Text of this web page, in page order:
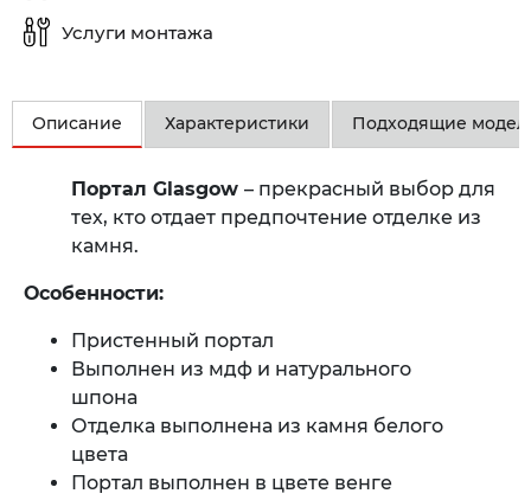
Услуги монтажа
Описание Характеристики Подходящие
Портал Glasgow – прекрасный выбор для
тех, кто отдает предпочтение отделке из
камня.
Особенности:
Пристенный портал
Выполнен из мдф и натурального
шпона
Отделка выполнена из камня белого
цвета
Портал выполнен в цвете венге